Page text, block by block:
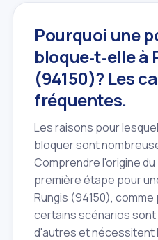
Pourquoi une
bloque‑t‑elle à
(94150)? Les
fréquentes.
Les raisons pour
bloquer sont
Comprendre l'origine
première étape pour
Rungis (94150),
certains scénarios
d'autres et nécessitent